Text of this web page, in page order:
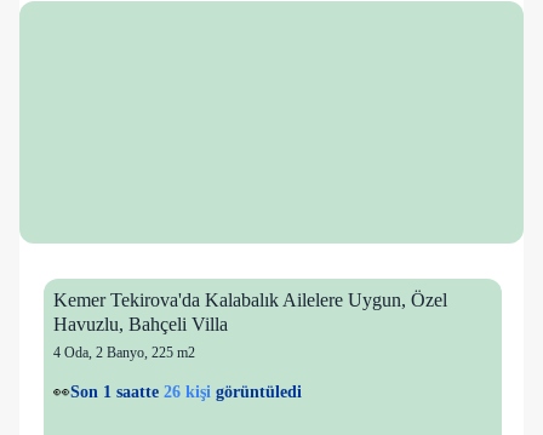
Kemer Tekirova'da Kalabalık Ailelere Uygun, Özel
Havuzlu, Bahçeli Villa
4 Oda, 2 Banyo, 225 m2
💙1 kişifavorilere ekledi